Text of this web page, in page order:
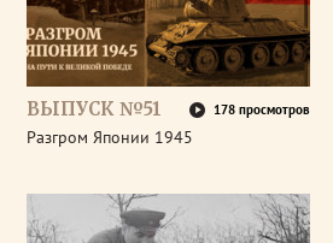
ВЫПУСК №51 178 просмотров
Разгром Японии 1945